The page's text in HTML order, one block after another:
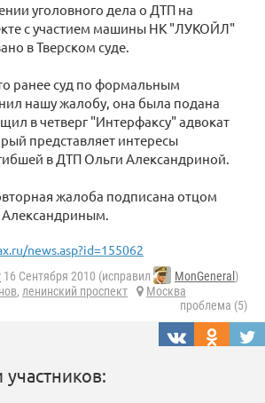
уголовного дела о ДТП на
с участием машины НК "ЛУКОЙЛ"
в Тверском суде.
ранее суд по формальным
нашу жалобу, она была подана
в четверг "Интерфаксу" адвокат
представляет интересы
в ДТП Ольги Александриной.
жалоба подписана отцом
news.asp?id=155062
16 Сентября 2010 (исправил MonGeneral )
, ленинский проспект
Москва
проблема (5)